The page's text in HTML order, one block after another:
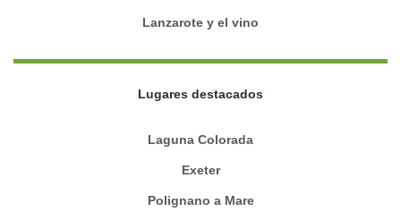
Lanzarote y el vino
Lugares destacados
Laguna Colorada
Exeter
Polignano a Mare